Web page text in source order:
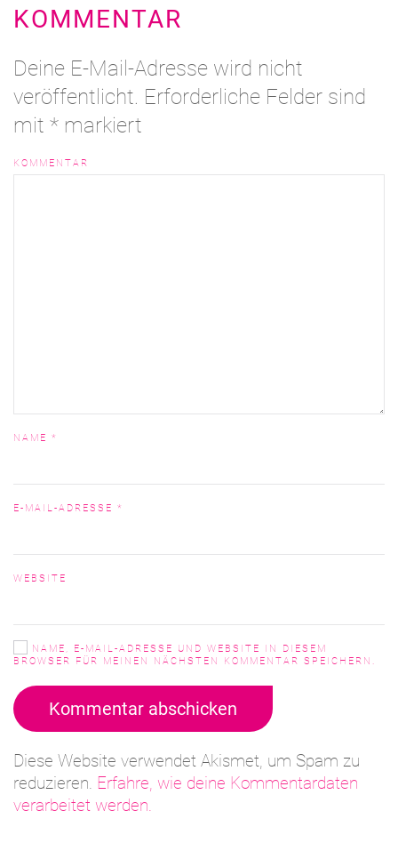
KOMMENTAR
Deine E-Mail-Adresse wird nicht
veröffentlicht. Erforderliche Felder sind
mit * markiert
KOMMENTAR
NAME *
E-MAIL-ADRESSE *
WEBSITE
NAME, E-MAIL-ADRESSE UND WEBSITE IN DIESEM
BROWSER FÜR MEINEN NÄCHSTEN KOMMENTAR SPEICHERN.
Kommentar abschicken
Diese Website verwendet Akismet, um Spam zu
reduzieren. Erfahre, wie deine Kommentardaten
verarbeitet werden.